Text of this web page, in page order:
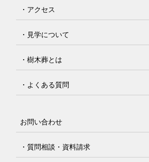
・アクセス
・見学について
・樹木葬とは
・よくある質問
お問い合わせ
・質問相談・資料請求